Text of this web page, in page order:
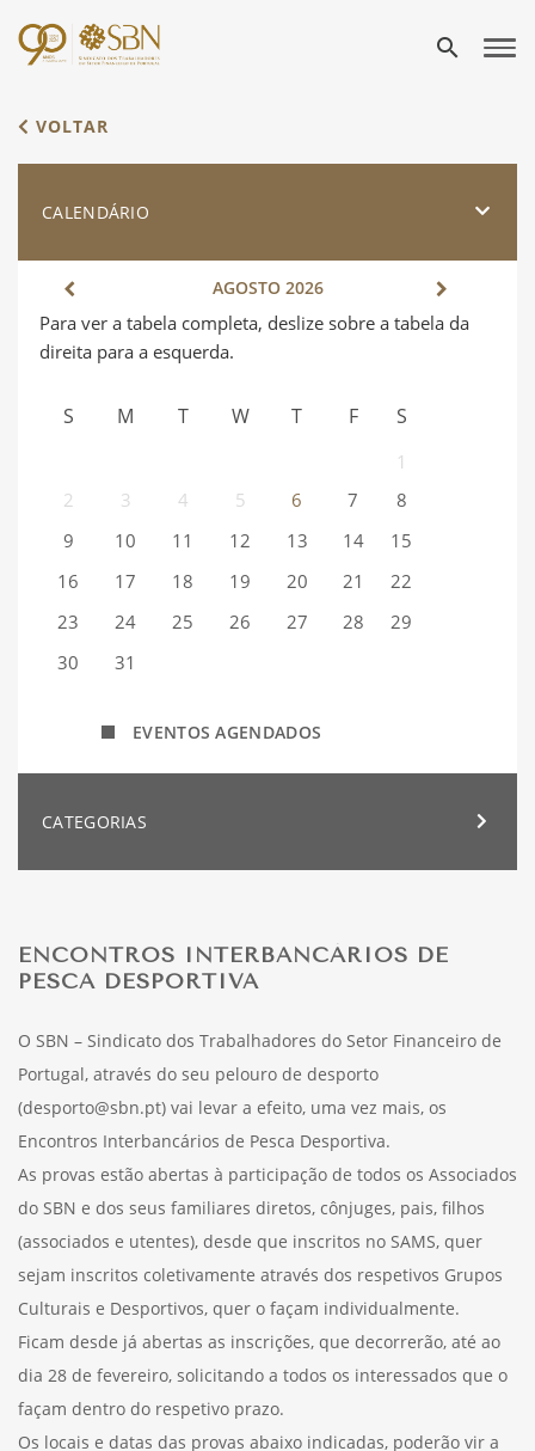
search
VOLTAR
CALENDÁRIO
AGOSTO 2026
S M T W T F S
1
2
3 4 5 6 7
8
9
10 11 12 13 14
15
16
17 18 19 20 21
22
23
24 25 26 27 28
29
30
31
EVENTOS AGENDADOS
CATEGORIAS
ENCONTROS INTERBANCÁRIOS DE
PESCA DESPORTIVA
O SBN – Sindicato dos Trabalhadores do Setor Financeiro de
Portugal, através do seu pelouro de desporto
(desporto@sbn.pt) vai levar a efeito, uma vez mais, os
Encontros Interbancários de Pesca Desportiva.
As provas estão abertas à participação de todos os Associados
do SBN e dos seus familiares diretos, cônjuges, pais, filhos
(associados e utentes), desde que inscritos no SAMS, quer
sejam inscritos coletivamente através dos respetivos Grupos
Culturais e Desportivos, quer o façam individualmente.
Ficam desde já abertas as inscrições, que decorrerão, até ao
dia 28 de fevereiro, solicitando a todos os interessados que o
façam dentro do respetivo prazo.
Os locais e datas das provas abaixo indicadas, poderão vir a